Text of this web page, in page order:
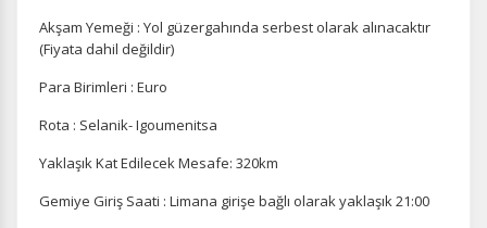
Akşam Yemeği : Yol güzergahında serbest olarak alınacaktır
(Fiyata dahil değildir)
Para Birimleri : Euro
Rota : Selanik- Igoumenitsa
Yaklaşık Kat Edilecek Mesafe: 320km
Gemiye Giriş Saati : Limana girişe bağlı olarak yaklaşık 21:00